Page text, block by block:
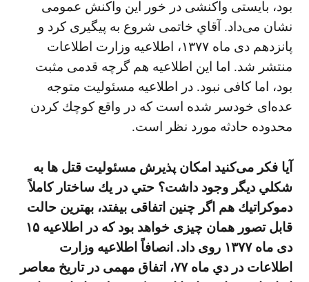
بود، بايستی واكنشی در خور اين واكنش عمومی
نشان می‌داد. آقاي خاتمی شروع به پيگيری كرد و
پانزدهم دی ماه ۱۳۷۷، اطلاعيه وزارت اطلاعات
منتشر شد. اما اين اطلاعيه هم گرچه قدمی مثبت
بود، اما كافی نبود. در اطلاعيه مسئوليت متوجه
عده‌ای خودسر شده است كه در واقع كوچك كردن
محدوده حادثه مورد نظر است.
آيا فكر می‌كنيد امكان پذيرش مسئوليت قتل ها به
شكلي ديگر وجود داشت؟ حتي در يك ساختار كاملاً
دموكراتيك هم اگر چنين اتفاقی بيفتد، بهترين حالت
قابل تصور همان چيزی خواهد بود كه در اطلاعيه ۱۵
دی ماه ۱۳۷۷ روی داد. انصافاً اطلاعيه وزارت
اطلاعات در دي ماه ۷۷، اتفاق مهمی در تاريخ معاصر